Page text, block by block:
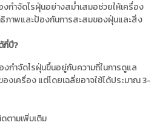
งกำจัดไรฝุ่นอย่างสม่ำเสมอช่วยให้เครื่อง
ภาพและป้องกันการสะสมของฝุ่นและสิ่ง
กี่ปี?
งกำจัดไรฝุ่นขึ้นอยู่กับความถี่ในการดูแล
งเครื่อง แต่โดยเฉลี่ยอาจใช้ได้ประมาณ 3-
ตามเพิ่มเติม